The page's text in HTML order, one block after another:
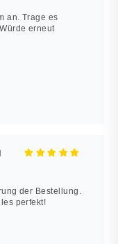
an. Trage es
erneut
der Bestellung.
perfekt!